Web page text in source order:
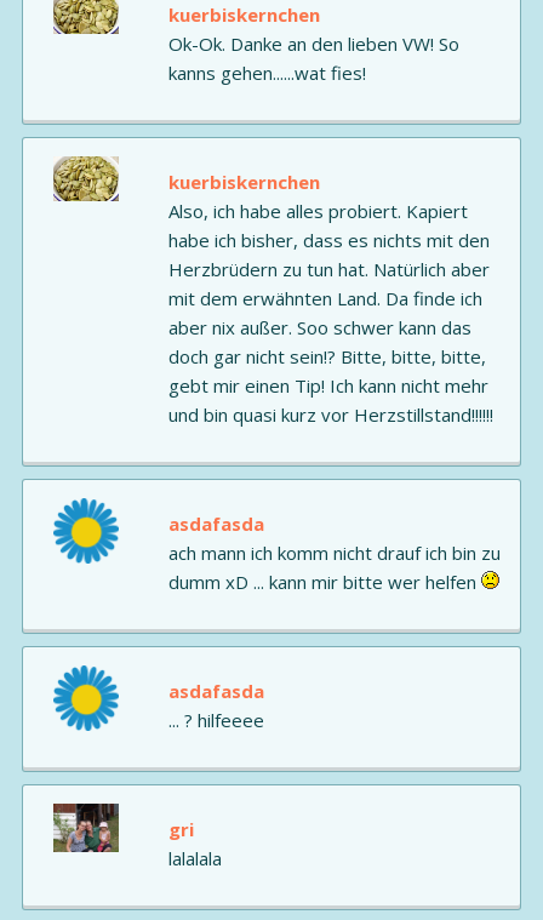
kuerbiskernchen
Ok-Ok. Danke an den lieben VW! So
kanns gehen......wat fies!
kuerbiskernchen
Also, ich habe alles probiert. Kapiert
habe ich bisher, dass es nichts mit den
Herzbrüdern zu tun hat. Natürlich aber
mit dem erwähnten Land. Da finde ich
aber nix außer. Soo schwer kann das
doch gar nicht sein!? Bitte, bitte, bitte,
gebt mir einen Tip! Ich kann nicht mehr
und bin quasi kurz vor Herzstillstand!!!!!!
asdafasda
ach mann ich komm nicht drauf ich bin zu
dumm xD ... kann mir bitte wer helfen
asdafasda
... ? hilfeeee
gri
lalalala